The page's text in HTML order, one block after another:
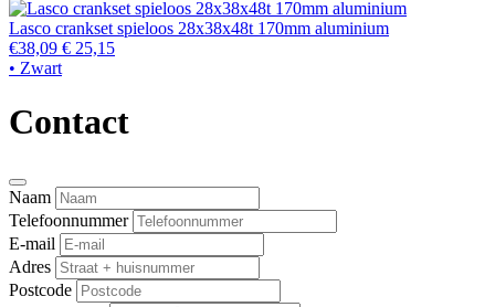
Lasco crankset spieloos 28x38x48t 170mm aluminium
€38,09 € 25,15
• Zwart
Contact
Naam
Telefoonnummer
E-mail
Adres
Postcode